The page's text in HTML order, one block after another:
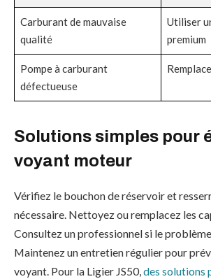
Carburant de mauvaise
qualité
Utiliser
premium
Pompe à carburant
défectueuse
Solutions simples pour
voyant moteur
Vérifiez le bouchon de réservoir et
nécessaire. Nettoyez ou remplacez les
Consultez un professionnel si le
Maintenez un entretien régulier pour
voyant. Pour la Ligier JS50,des solutions